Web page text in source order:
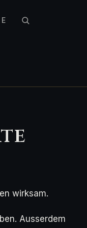
wirksam.
Ausserdem